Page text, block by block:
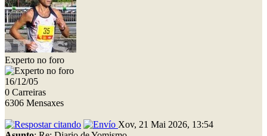
Experto no foro
16/12/05
0 Carreiras
6306 Mensaxes
Xov, 21 Mai 2026, 13:54